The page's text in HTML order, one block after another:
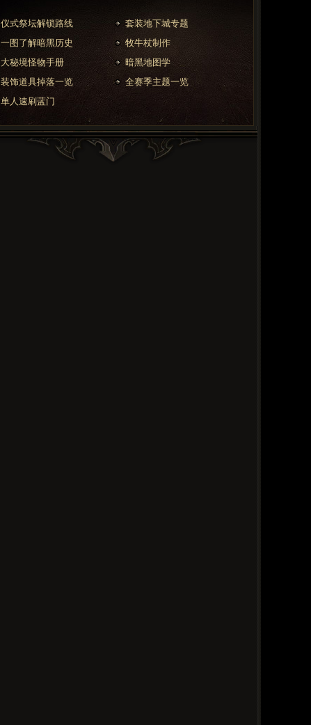
仪式祭坛解锁路线
套装地下城专题
一图了解暗黑历史
牧牛杖制作
大秘境怪物手册
暗黑地图学
装饰道具掉落一览
全赛季主题一览
单人速刷蓝门